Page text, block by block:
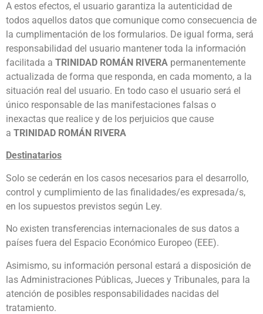
A estos efectos, el usuario garantiza la autenticidad de
todos aquellos datos que comunique como consecuencia de
la cumplimentación de los formularios. De igual forma, será
responsabilidad del usuario mantener toda la información
facilitada a TRINIDAD ROMÁN RIVERA permanentemente
actualizada de forma que responda, en cada momento, a la
situación real del usuario. En todo caso el usuario será el
único responsable de las manifestaciones falsas o
inexactas que realice y de los perjuicios que cause
a TRINIDAD ROMÁN RIVERA
Destinatarios
Solo se cederán en los casos necesarios para el desarrollo,
control y cumplimiento de las finalidades/es expresada/s,
en los supuestos previstos según Ley.
No existen transferencias internacionales de sus datos a
países fuera del Espacio Económico Europeo (EEE).
Asimismo, su información personal estará a disposición de
las Administraciones Públicas, Jueces y Tribunales, para la
atención de posibles responsabilidades nacidas del
tratamiento.